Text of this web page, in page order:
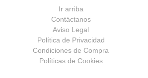
Ir arriba
Contáctanos
Aviso Legal
Política de Privacidad
Condiciones de Compra
Políticas de Cookies